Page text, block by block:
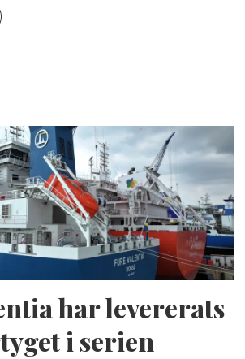
har levererats
i serien